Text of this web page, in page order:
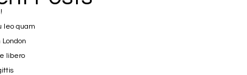
leo quam
libero